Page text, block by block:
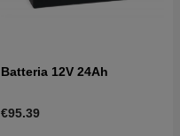
Batteria 12V 24Ah
€95.39